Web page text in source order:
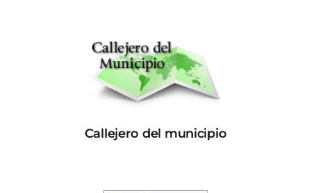
Callejero del municipio